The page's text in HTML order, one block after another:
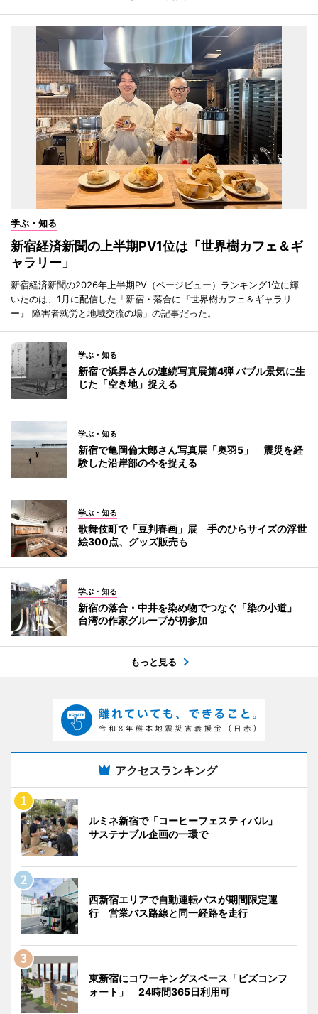
学ぶ・知る
新宿経済新聞の上半期PV1位は「世界樹カフェ＆ギ
ャラリー」
新宿経済新聞の2026年上半期PV（ページビュー）ランキング1位に輝
いたのは、1月に配信した「新宿・落合に『世界樹カフェ＆ギャラリ
ー』 障害者就労と地域交流の場」の記事だった。
学ぶ・知る
新宿で浜昇さんの連続写真展第4弾 バブル景気に生
じた「空き地」捉える
学ぶ・知る
新宿で亀岡倫太郎さん写真展「奥羽5」 震災を経
験した沿岸部の今を捉える
学ぶ・知る
歌舞伎町で「豆判春画」展 手のひらサイズの浮世
絵300点、グッズ販売も
学ぶ・知る
新宿の落合・中井を染め物でつなぐ「染の小道」
台湾の作家グループが初参加
もっと見る
アクセスランキング
ルミネ新宿で「コーヒーフェスティバル」
サステナブル企画の一環で
西新宿エリアで自動運転バスが期間限定運
行 営業バス路線と同一経路を走行
東新宿にコワーキングスペース「ビズコンフ
ォート」 24時間365日利用可